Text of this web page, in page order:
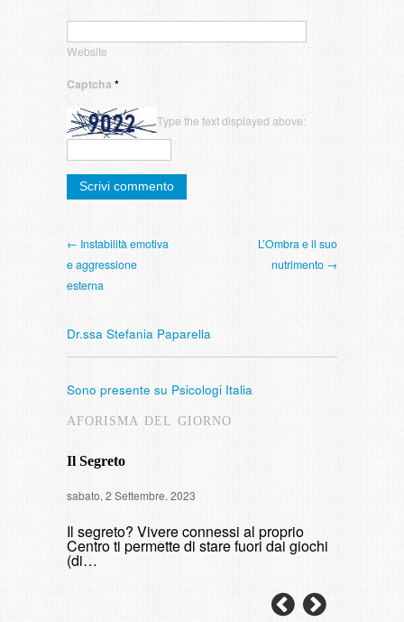
Website
Captcha *
Type the text displayed above:
← Instabilità emotiva
e aggressione
esterna
L’Ombra e il suo
nutrimento →
Dr.ssa Stefania Paparella
Sono presente su Psicologi Italia
AFORISMA DEL GIORNO
Il Segreto
sabato, 2 Settembre, 2023
Il segreto? Vivere connessi al proprio
Centro ti permette di stare fuori dai giochi
(di…